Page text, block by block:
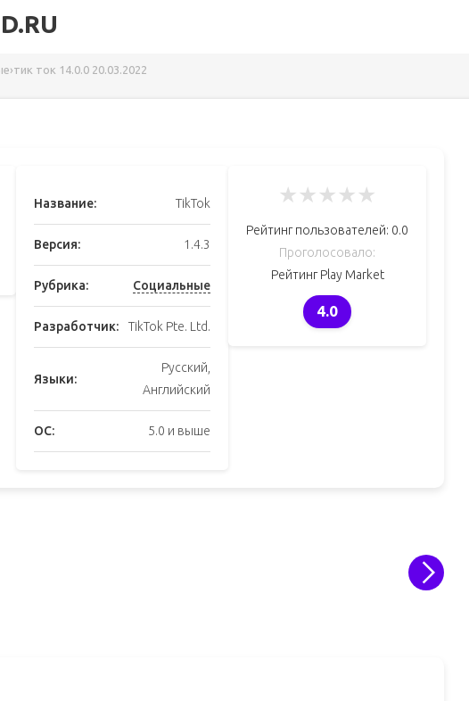
›тик ток 14.0.0 20.03.2022
Название: TikTok
Версия: 1.4.3
Рубрика: Социальные
Разработчик: TikTok Pte. Ltd.
Языки:
Русский,
Английский
ОС: 5.0 и выше
★★★★★
Рейтинг пользователей: 0.0
Проголосовало:
Рейтинг Play Market
4.0